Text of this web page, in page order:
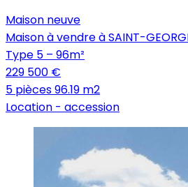
Maison neuve
Maison à vendre à SAINT-
Type 5 – 96m²
229 500 €
5 pièces96.19 m2
Location - accession